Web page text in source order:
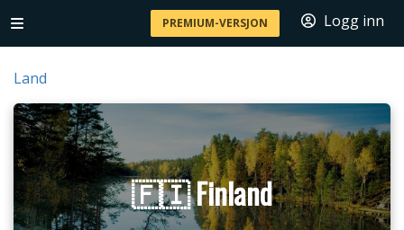
PREMIUM-VERSJON Logg inn
Land
🇫🇮 Finland